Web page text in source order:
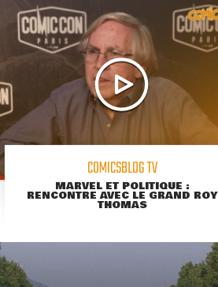
COMICSBLOG TV
MARVEL ET POLITIQUE :
RENCONTRE AVEC LE GRAND ROY
THOMAS